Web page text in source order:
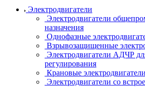
Электродвигатели
Электродвигатели
назначения
Однофазные
Взрывозащищенные
Электродвигатели АДЧР
регулирования
Крановые электродвигатели
Электродвигатели со